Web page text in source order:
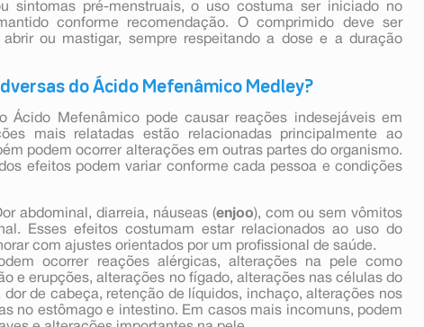
sintomas pré-menstruais, o uso costuma ser iniciado no
conforme recomendação. O comprimido deve ser
ou mastigar, sempre respeitando a dose e a duração
do Ácido Mefenâmico Medley?
Ácido Mefenâmico pode causar reações indesejáveis em
mais relatadas estão relacionadas principalmente ao
podem ocorrer alterações em outras partes do organismo.
efeitos podem variar conforme cada pessoa e condições
abdominal, diarreia, náuseas (enjoo), com ou sem vômitos
Esses efeitos costumam estar relacionados ao uso do
com ajustes orientados por um profissional de saúde.
ocorrer reações alérgicas, alterações na pele como
e erupções, alterações no fígado, alterações nas células do
de cabeça, retenção de líquidos, inchaço, alterações nos
no estômago e intestino. Em casos mais incomuns, podem